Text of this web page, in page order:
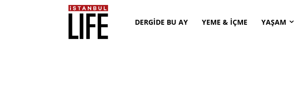
DERGİDE BU AY YEME & İÇME YAŞAM